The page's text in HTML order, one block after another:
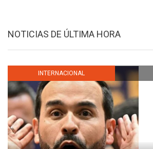
NOTICIAS DE ÚLTIMA HORA
INTERNACIONAL